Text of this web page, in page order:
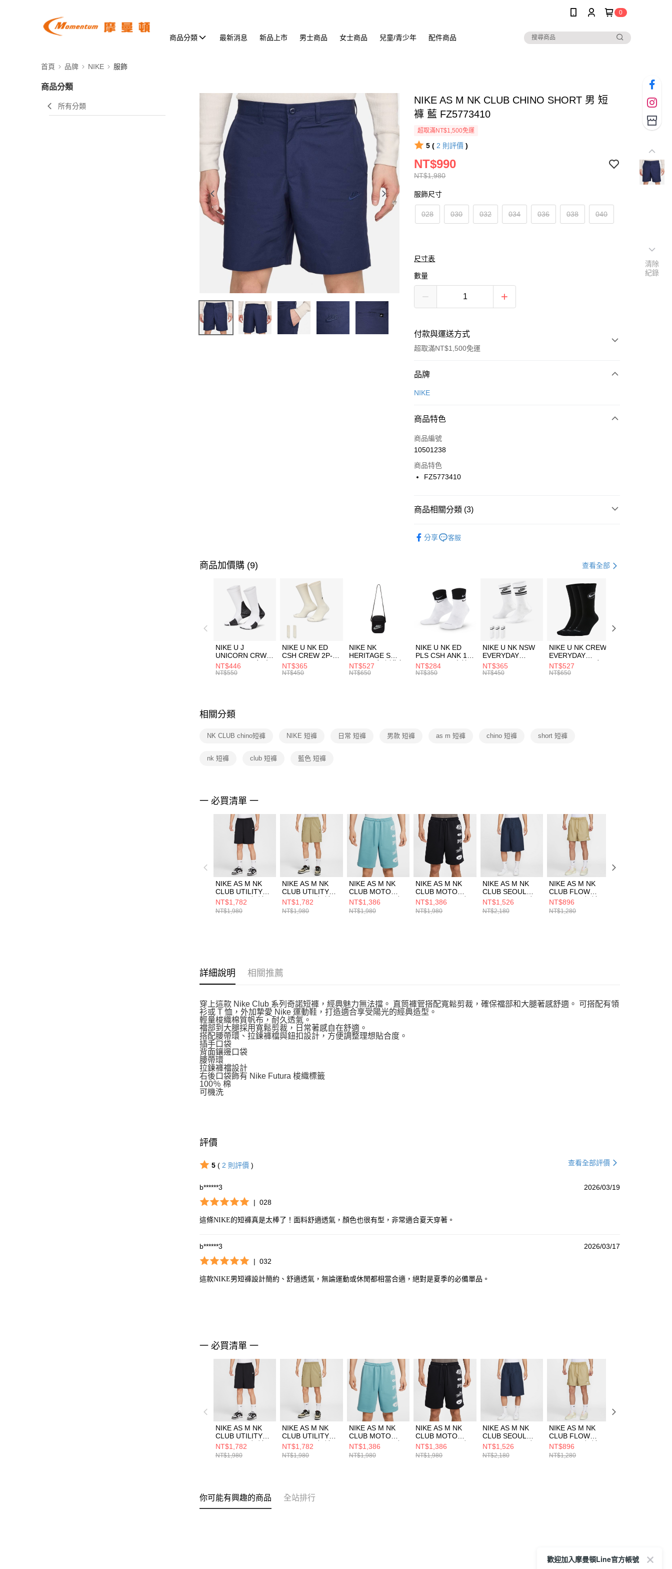
0
商品分類 最新消息 新品上市 男士商品 女士商品 兒童/青少年 配件商品
首頁 品牌 NIKE 服飾
商品分類
所有分類
NIKE AS M NK CLUB CHINO SHORT 男 短
褲 藍 FZ5773410
超取滿NT$1,500免運
5 ( 2 則評價 )
NT$1,980
NT$990
服飾尺寸
028 030 032 034 036 038 040
尺寸表
數量
付款與運送方式
超取滿NT$1,500免運
付款方式
信用卡一次付款
合作金庫商業銀行
華南商業銀行
上海商業儲蓄銀行
國泰世華商業銀行
聯邦商業銀行
台新國際商業銀行
LINE Pay
Apple Pay
【關於「AFTEE先享後付」】
３．安心：先確認商品／服務後，再付款。
【「AFTEE先享後付」結帳流程】
１．於結帳方式選擇「AFTEE先享後付」後，將跳轉至「AFTEE先享後
付」結帳頁面，進行簡訊認證並確認金額後，即可完成結帳。
２．訂單成立數日內，您將收到繳費通知簡訊。
３．收到繳費通知簡訊後14天內，點擊此簡訊中的連結，可透過四大超商
／ATM／網路銀行／等多元方式進行付款，方視為交易完成。
※ 請注意：結帳手續完成當下不需立刻繳費，但若您需要取消訂單，請聯
絡購買商品的店家。未經商家同意取消之訂單仍視為有效，需透過AFTEE
先享後付繳納相關費用。
交易，需依本服務之必要範圍內提供個人資料，並將交易相關給付款項請
結果請求用戶進行身份認證。
５．嚴禁一人註冊多個帳號或使用他人資訊註冊。若發現惡意使用之情
形，恩沛科技股份有限公司將有權停止該用戶之使用額度並採取法律行
動。
每筆NT$100，滿NT$1,500(含以上)免運費
每筆NT$100，滿NT$1,500(含以上)免運費
付款後門市自取
每筆NT$100，滿NT$1,500(含以上)免運費
品牌
NIKE
商品特色
商品編號
10501238
商品特色
FZ5773410
商品相關分類 (3)
分享 客服
商品加價購 (9) 查看全部
NIKE U J
UNICORN CRW
1PR -160 男女 中
統襪 FZ3393100
NT$446
NT$550
NIKE U NK ED
CSH CREW 2P-
144 EMBRDY 男
女 短統襪
NT$365
NT$450
NIKE NK
HERITAGE S
SMIT 男女 側背包
BA5871010
NT$527
NT$650
NIKE U NK ED
PLS CSH ANK 1P
144 DBL 男 中統
襪 DH4058104
NT$284
NT$350
NIKE U NK NSW
EVERYDAY
ESSENTIAL CR
男女 短統襪
NT$365
NT$450
NIKE U NK CREW
EVERYDAY
BBALL 3PR 男女
長統襪
NT$527
NT$650
相關分類
NK CLUB chino短褲 NIKE 短褲 日常 短褲 男款 短褲 as m 短褲 chino 短褲 short 短褲
nk 短褲 club 短褲 藍色 短褲
一 必買清單 一
NIKE AS M NK
CLUB UTILITY
SHORT 男 短褲
IH5048010
NT$1,782
NT$1,980
NIKE AS M NK
CLUB UTILITY
SHORT 男 短褲
IH5048297
NT$1,782
NT$1,980
NIKE AS M NK
CLUB MOTO
SHORT 9IN 男 短
褲 IB8254464
NT$1,386
NT$1,980
NIKE AS M NK
CLUB MOTO
SHORT 9IN 男 短
褲 IB8254010
NT$1,386
NT$1,980
NIKE AS M NK
CLUB SEOUL
SHORT OS 男 短
褲 HJ2541451
NT$1,526
NT$2,180
NIKE AS M NK
CLUB FLOW
SHORT 男 短褲
FN3308297
NT$896
NT$1,280
詳細說明 相關推薦
穿上這款 Nike Club 系列奇諾短褲，經典魅力無法擋。 直筒褲管搭配寬鬆剪裁，確保襠部和大腿著感舒適。 可搭配有領
衫或 T 恤，外加摯愛 Nike 運動鞋，打造適合享受陽光的經典造型。
輕量梭織棉質帆布，耐久透氣。
襠部到大腿採用寬鬆剪裁，日常著感自在舒適。
搭配腰帶環、拉鍊褲檔與鈕扣設計，方便調整理想貼合度。
插手口袋
背面鑲邊口袋
腰帶環
拉鍊褲襠設計
右後口袋飾有 Nike Futura 梭織標籤
100％ 棉
可機洗
評價
5( 2 則評價 ) 查看全部評價
b******3
2026/03/19
| 028
這條NIKE的短褲真是太棒了！面料舒適透氣，顏色也很有型，非常適合夏天穿著。
b******3
2026/03/17
| 032
這款NIKE男短褲設計簡約、舒適透氣，無論運動或休閒都相當合適，絕對是夏季的必備單品。
一 必買清單 一
NIKE AS M NK
CLUB UTILITY
SHORT 男 短褲
IH5048010
NT$1,782
NT$1,980
NIKE AS M NK
CLUB UTILITY
SHORT 男 短褲
IH5048297
NT$1,782
NT$1,980
NIKE AS M NK
CLUB MOTO
SHORT 9IN 男 短
褲 IB8254464
NT$1,386
NT$1,980
NIKE AS M NK
CLUB MOTO
SHORT 9IN 男 短
褲 IB8254010
NT$1,386
NT$1,980
NIKE AS M NK
CLUB SEOUL
SHORT OS 男 短
褲 HJ2541451
NT$1,526
NT$2,180
NIKE AS M NK
CLUB FLOW
SHORT 男 短褲
FN3308297
NT$896
NT$1,280
你可能有興趣的商品 全站排行
清除
紀錄
歡迎加入摩曼頓Line官方帳號